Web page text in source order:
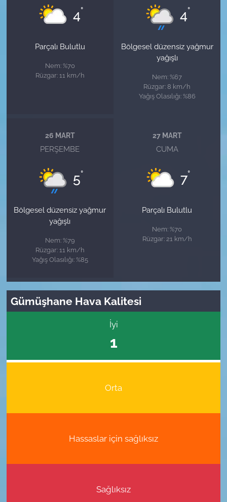
4°
Parçalı Bulutlu
Nem: %70
Rüzgar: 11 km/h
4°
Bölgesel düzensiz yağmur
yağışlı
Nem: %67
Rüzgar: 8 km/h
Yağış Olasılığı: %86
26 MART
PERŞEMBE
5°
Bölgesel düzensiz yağmur
yağışlı
Nem: %79
Rüzgar: 11 km/h
Yağış Olasılığı: %85
27 MART
CUMA
7°
Parçalı Bulutlu
Nem: %70
Rüzgar: 21 km/h
Gümüşhane Hava Kalitesi
İyi
1
Orta
Hassaslar için sağlıksız
Sağlıksız